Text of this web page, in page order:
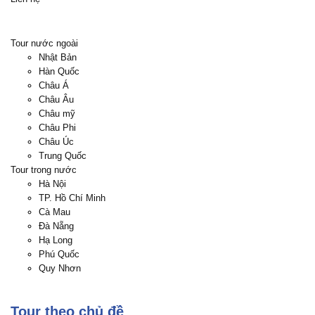
bảo lãnh.
LƯU Ý
Trên đây là những thủ tục để xin visa theo quy định của
Lãnh sự. Tùy vào mỗi trường hợp, trong quá trình xét visa
Lãnh sự có quyền yêu cầu bổ sung thêm bất kỳ giấy tờ nào
của Quý khách nếu thấy cần thiết.
Do quá trình xây dựng tour trước thời điểm khởi hành từ 4-
6 tháng, nên 1 số thứ tự điểm đến trong chương trình có
thể thay đổi để phù hợp với thời gian khởi hành của từng
tour!
Trong trường hợp sau 01/04/2026, Chính phủ Nhật Bản
chính thức điều chỉnh tăng phí Visa nhập cảnh 01 lần lên
khoảng 15.000 JPY (tương đương khoảng 2.700.000 VNĐ/
Visa), giá tour sẽ phát sinh phụ thu thêm 2.200.000
VNĐ/khách. Công ty du lịch chân thành xin lỗi Quý khách
vì sự bất tiện phát sinh ngoài mong muốn và rất mong nhận
Tour nước ngoài
Nhật Bản
Hàn Quốc
Châu Á
Châu Âu
Châu mỹ
Châu Phi
Châu Úc
Trung Quốc
Tour trong nước
Hà Nội
TP. Hồ Chí Minh
Cà Mau
Đà Nẵng
Hạ Long
Phú Quốc
Quy Nhơn
Tour theo chủ đề